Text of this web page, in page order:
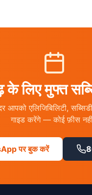
के लिए मुफ्त
एलिजिबिलिटी,
गाइड करेंगे — कोई फ़ीस
पर बुक करें